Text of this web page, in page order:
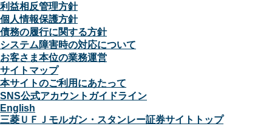
利益相反管理方針
個人情報保護方針
債務の履行に関する方針
システム障害時の対応について
お客さま本位の業務運営
サイトマップ
本サイトのご利用にあたって
SNS公式アカウントガイドライン
English
三菱ＵＦＪモルガン・スタンレー証券サイトトップ